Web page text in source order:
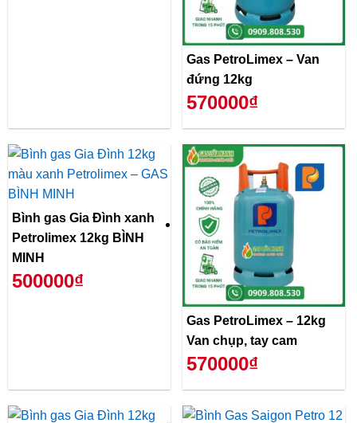
Gas PetroLimex – Van
đứng 12kg
570000₫
Bình gas Gia Đình xanh
Petrolimex 12kg BÌNH
MINH
500000₫
Gas PetroLimex – 12kg
Van chụp, tay cam
570000₫